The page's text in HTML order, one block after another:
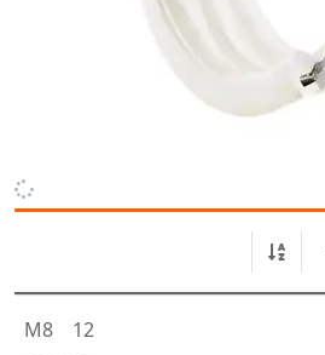
M8 12